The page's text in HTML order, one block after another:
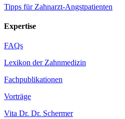
Tipps für Zahnarzt-Angstpatienten
Expertise
FAQs
Lexikon der Zahnmedizin
Fachpublikationen
Vorträge
Vita Dr. Dr. Schermer